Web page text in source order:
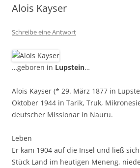
Alois Kayser
Schreibe eine Antwort
…geboren in Lupstein…
Alois Kayser (* 29. März 1877 in
Oktober 1944 in Tarik, Truk,
deutscher Missionar in Nauru.
Leben
Er kam 1904 auf die Insel und ließ
Stück Land im heutigen Meneng,